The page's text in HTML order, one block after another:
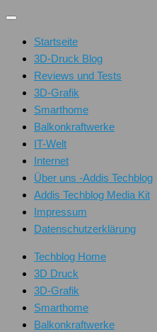
Unter
Inhalt
Startseite
3D-Druck Blog
Reviews und Tests
3D-Grafik
Smarthome
Balkonkraftwerke
IT-Welt
Internet
Über uns -Addis Techblog
Addis Techblog Media Kit
Impressum
Datenschutzerklärung
Techblog Home
3D Druck
3D-Grafik
Smarthome
Balkonkraftwerke